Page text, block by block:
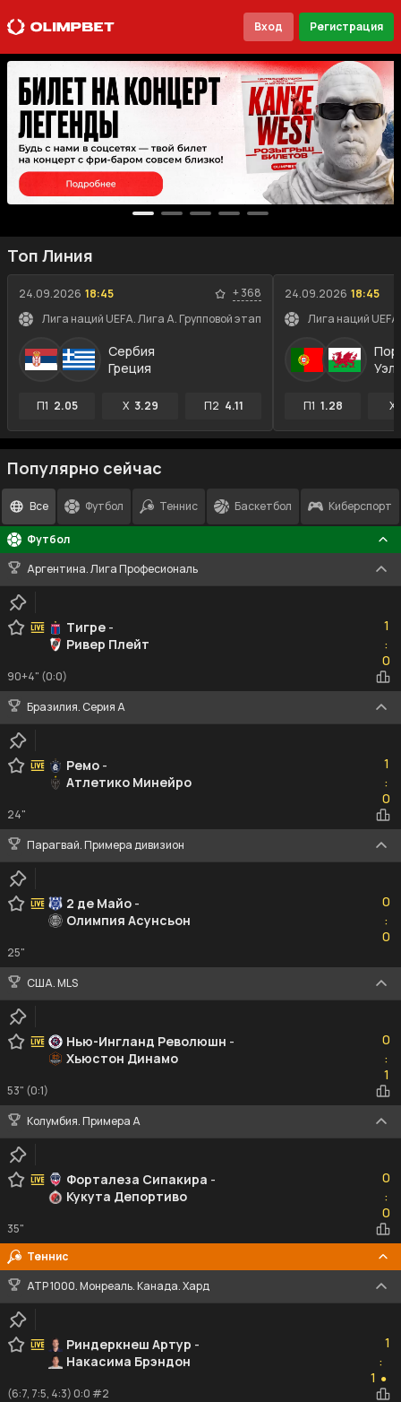
Вход Регистрация
Топ Линия
24.09.2026 18:45 +368
Лига наций UEFA. Лига A. Групповой этап
Сербия
Греция
П1 2.05 X 3.29 П2 4.11
24.09.2026 18:45
Лига наций
П1 1.28 X
Популярно сейчас
Все Футбол Теннис Баскетбол Киберспорт
Футбол
Аргентина. Лига Професиональ
Тигре -
Ривер Плейт
1
:0
0
90+4" (0:0)
Бразилия. Серия A
Ремо -
Атлетико Минейро
1
:0
0
24"
Парагвай. Примера дивизион
2 де Майо -
Олимпия Асунсьон
0
:0
0
25"
США. MLS
Нью-Ингланд Революшн -
Хьюстон Динамо
0
:1
1
53" (0:1)
Колумбия. Примера A
Форталеза Сипакира -
Кукута Депортиво
0
:0
0
35"
Теннис
ATP 1000. Монреаль. Канада. Хард
Риндеркнеш Артур -
Накасима Брэндон
1
:
1 ●
(6:7, 7:5, 4:3) 0:0 #2